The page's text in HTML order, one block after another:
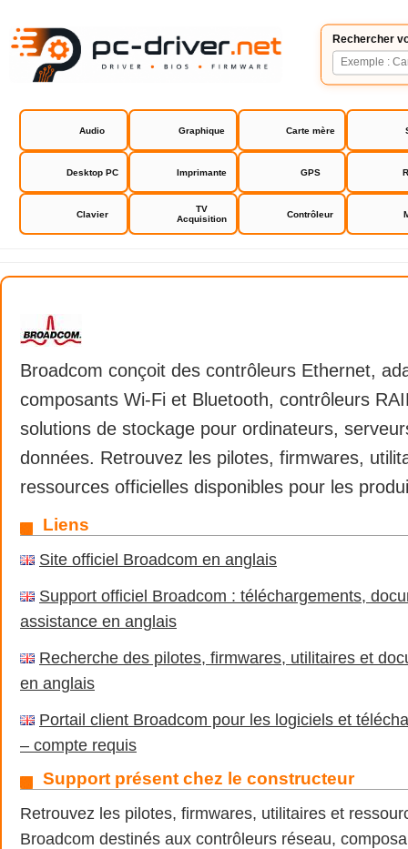
Rechercher
Audio Graphique Carte mère
Desktop PC Imprimante GPS
Clavier
TV
Acquisition
Contrôleur
Broadcom
Broadcom conçoit des contrôleurs Ethernet,
composants Wi-Fi et Bluetooth, contrôleurs
solutions de stockage pour ordinateurs,
données. Retrouvez les pilotes, firmwares,
ressources officielles disponibles pour les
Liens
Site officiel Broadcom en anglais
Support officiel Broadcom : téléchargements,
assistance en anglais
Recherche des pilotes, firmwares, utilitaires et
en anglais
Portail client Broadcom pour les logiciels et
– compte requis
Support présent chez le constructeur
Retrouvez les pilotes, firmwares, utilitaires et
Broadcom destinés aux contrôleurs réseau,